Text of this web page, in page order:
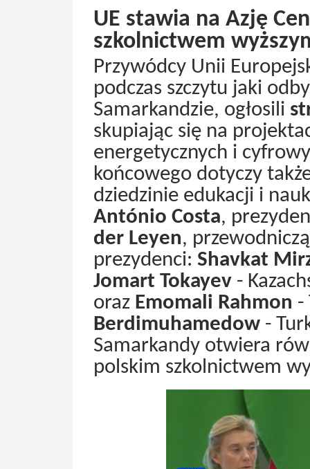
UE stawia na Azję
szkolnictwem
Przywódcy Unii
podczas szczytu jaki
Samarkandzie, ogłosili
skupiając się na
energetycznych i
końcowego dotyczy
dziedzinie edukacji i
António Costa,
der Leyen,
prezydenci: Shavkat
Jomart Tokayev -
oraz Emomali Rahmon -
Berdimuhamedow -
Samarkandy otwiera
polskim szkolnictwem